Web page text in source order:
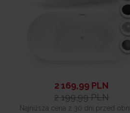
2 169,99 PLN
2 199,99 PLN
Najniższa cena z 30 dni przed